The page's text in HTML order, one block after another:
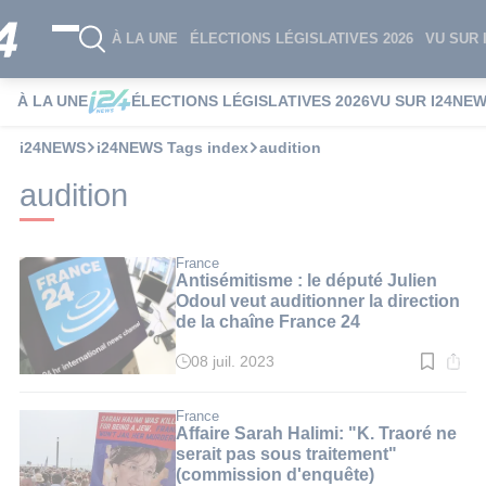
À LA UNE ÉLECTIONS LÉGISLATIVES 2026 VU SUR
À LA UNE ÉLECTIONS LÉGISLATIVES 2026VU SUR
i24NEWS i24NEWS Tags index audition
audition
France
Antisémitisme : le député Julien
Odoul veut auditionner la direction
de la chaîne France 24
Temps
:
6
min.
08 juil. 2023
France
Affaire Sarah Halimi: "K. Traoré ne
serait pas sous traitement"
(commission d'enquête)